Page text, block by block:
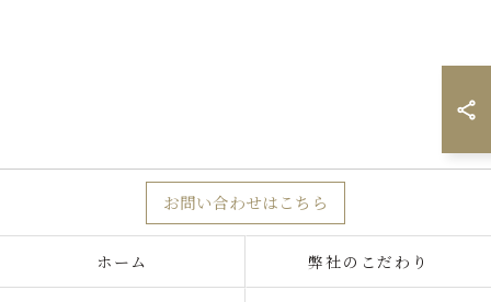
お問い合わせはこちら
ホーム 弊社のこだわり